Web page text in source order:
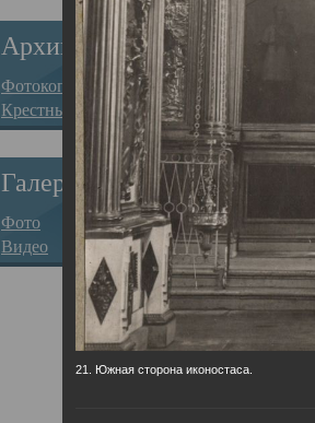
Архив
Фотокопии дел
Крестные ходы
Галерея
Фото
Видео
21. Южная сторона иконостаса.